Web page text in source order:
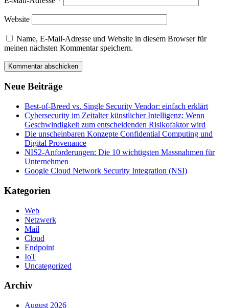
Website
Name, E-Mail-Adresse und Website in diesem Browser für
meinen nächsten Kommentar speichern.
Neue Beiträge
Best-of-Breed vs. Single Security Vendor: einfach erklärt
Cybersecurity im Zeitalter künstlicher Intelligenz: Wenn
Geschwindigkeit zum entscheidenden Risikofaktor wird
Die unscheinbaren Konzepte Confidential Computing und
Digital Provenance
NIS2-Anforderungen: Die 10 wichtigsten Massnahmen für
Unternehmen
Google Cloud Network Security Integration (NSI)
Kategorien
Web
Netzwerk
Mail
Cloud
Endpoint
IoT
Uncategorized
Archiv
August 2026